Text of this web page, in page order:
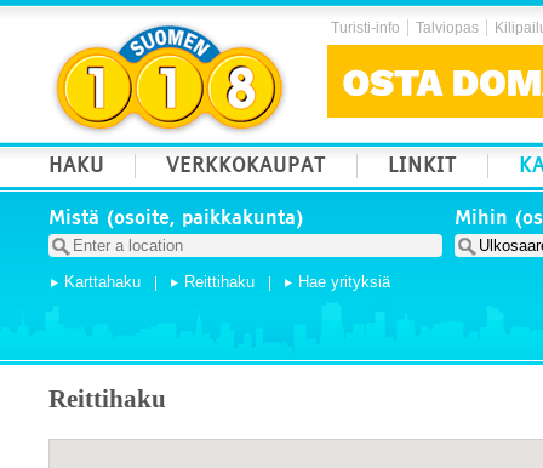
Turisti-info Talviopas
HAKU VERKKOKAUPAT LINKIT
Karttahaku Reittihaku Hae yrityksiä
Mistä (osoite, paikkakunta) Mihin
Reittihaku